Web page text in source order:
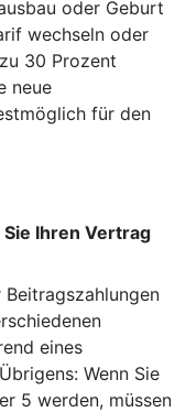
oder Geburt
wechseln oder
30 Prozent
neue
für den
Ihren Vertrag
Beitragszahlungen
eines
Wenn Sie
5 werden, müssen